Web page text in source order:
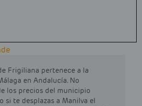
Frigiliana pertenece a la
en Andalucía. No
los precios del municipio
si te desplazas a Manilva el